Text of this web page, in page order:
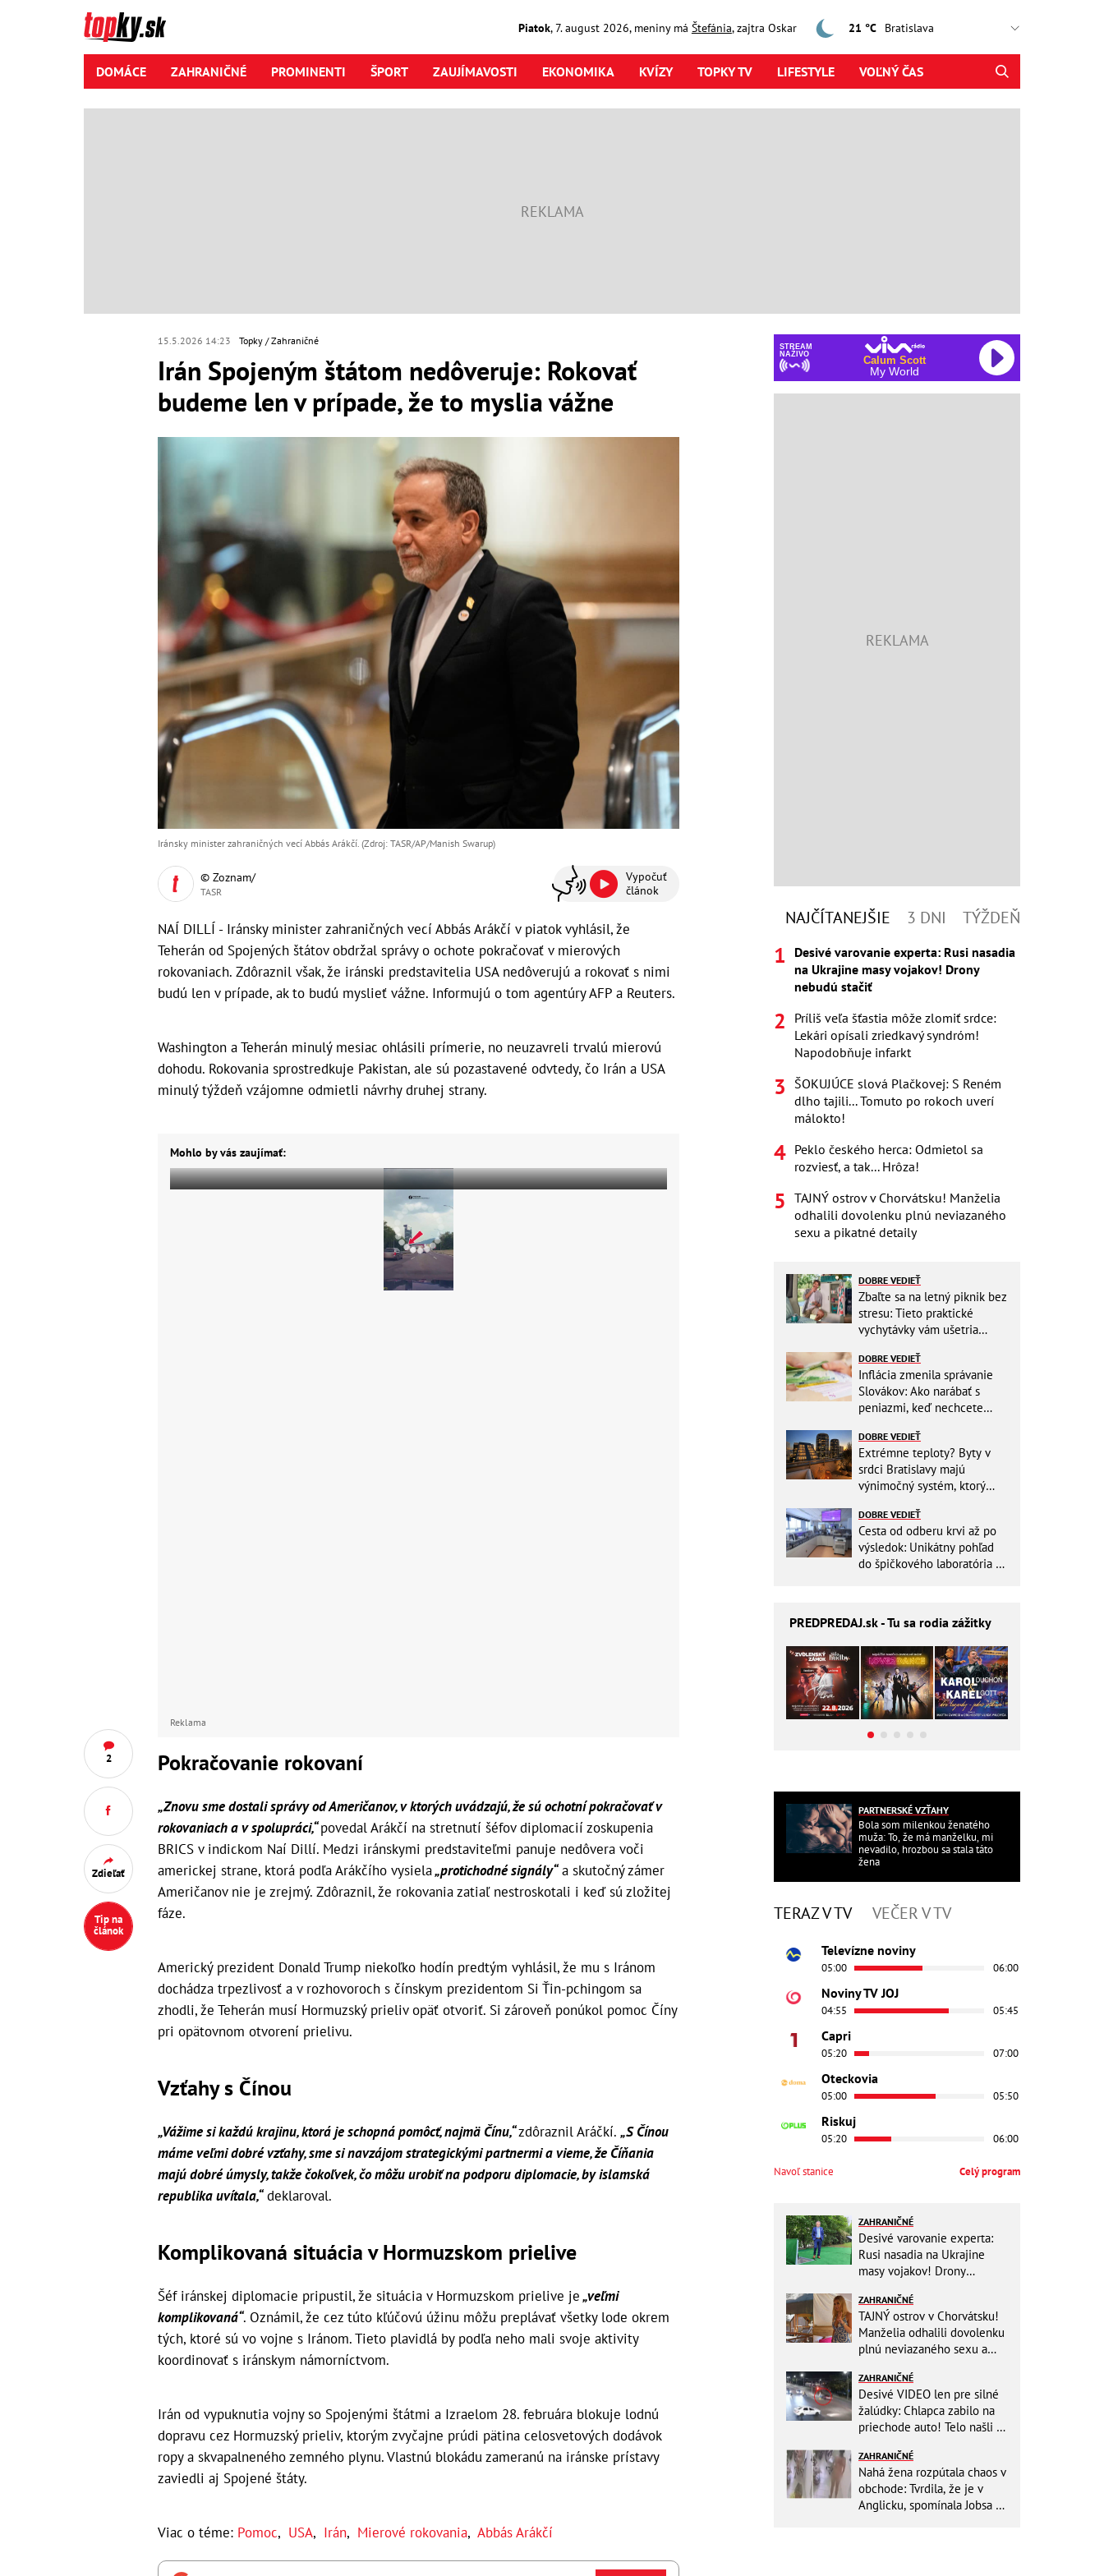
Piatok,7. august2026, meniny má Štefánia, zajtra Oskar 21 °C
DOMÁCE ZAHRANIČNÉ PROMINENTI ŠPORT ZAUJÍMAVOSTI EKONOMIKA KVÍZY TOPKY TV LIFESTYLE VOĽNÝ ČAS
15.5.2026 14:23 Topky Zahraničné
Irán Spojeným štátom nedôveruje: Rokovať
budeme len v prípade, že to myslia vážne
2
Zdieľať
Tip na
článok
Iránsky minister zahraničných vecí Abbás Arákčí. (Zdroj: TASR/AP/Manish Swarup)
© Zoznam/
TASR
Vypočuť
článok
NAÍ DILLÍ - Iránsky minister zahraničných vecí Abbás Arákčí v piatok vyhlásil, že
Teherán od Spojených štátov obdržal správy o ochote pokračovať v mierových
rokovaniach. Zdôraznil však, že iránski predstavitelia USA nedôverujú a rokovať s nimi
budú len v prípade, ak to budú myslieť vážne. Informujú o tom agentúry AFP a Reuters.
Washington a Teherán minulý mesiac ohlásili prímerie, no neuzavreli trvalú mierovú
dohodu. Rokovania sprostredkuje Pakistan, ale sú pozastavené odvtedy, čo Irán a USA
minulý týždeň vzájomne odmietli návrhy druhej strany.
Mohlo by vás zaujímať:
Reklama
Pokračovanie rokovaní
„Znovu sme dostali správy od Američanov, v ktorých uvádzajú, že sú ochotní pokračovať v
rokovaniach a v spolupráci,“povedal Arákčí na stretnutí šéfov diplomacií zoskupenia
BRICS v indickom Naí Dillí. Medzi iránskymi predstaviteľmi panuje nedôvera voči
americkej strane, ktorá podľa Arákčího vysiela„protichodné signály“a skutočný zámer
Američanov nie je zrejmý. Zdôraznil, že rokovania zatiaľ nestroskotali i keď sú zložitej
fáze.
Americký prezident Donald Trump niekoľko hodín predtým vyhlásil, že mu s Iránom
dochádza trpezlivosť a v rozhovoroch s čínskym prezidentom Si Ťin-pchingom sa
zhodli, že Teherán musí Hormuzský prieliv opäť otvoriť. Si zároveň ponúkol pomoc Číny
pri opätovnom otvorení prielivu.
Vzťahy s Čínou
„Vážime si každú krajinu, ktorá je schopná pomôcť, najmä Čínu,“zdôraznil Aráčkí. „S Čínou
máme veľmi dobré vzťahy, sme si navzájom strategickými partnermi a vieme, že Číňania
majú dobré úmysly, takže čokoľvek, čo môžu urobiť na podporu diplomacie, by islamská
republika uvítala,“deklaroval.
Komplikovaná situácia v Hormuzskom prielive
Šéf iránskej diplomacie pripustil, že situácia v Hormuzskom prielive je„veľmi
komplikovaná“. Oznámil, že cez túto kľúčovú úžinu môžu preplávať všetky lode okrem
tých, ktoré sú vo vojne s Iránom. Tieto plavidlá by podľa neho mali svoje aktivity
koordinovať s iránskym námorníctvom.
Irán od vypuknutia vojny so Spojenými štátmi a Izraelom 28. februára blokuje lodnú
dopravu cez Hormuzský prieliv, ktorým zvyčajne prúdi pätina celosvetových dodávok
ropy a skvapalneného zemného plynu. Vlastnú blokádu zameranú na iránske prístavy
zaviedli aj Spojené štáty.
Viac o téme: Pomoc, USA, Irán, Mierové rokovania, Abbás Arákčí
STREAM
NAŽIVO
Calum Scott
My World
NAJČÍTANEJŠIE 3 DNI TÝŽDEŇ
Desivé varovanie experta: Rusi nasadia
na Ukrajine masy vojakov! Drony
nebudú stačiť
Príliš veľa šťastia môže zlomiť srdce:
Lekári opísali zriedkavý syndróm!
Napodobňuje infarkt
ŠOKUJÚCE slová Plačkovej: S Reném
dlho tajili... Tomuto po rokoch uverí
málokto!
Peklo českého herca: Odmietol sa
rozviesť, a tak... Hrôza!
TAJNÝ ostrov v Chorvátsku! Manželia
odhalili dovolenku plnú neviazaného
sexu a pikatné detaily
DOBRE VEDIEŤ
Zbaľte sa na letný piknik bez
stresu: Tieto praktické
vychytávky vám ušetria
DOBRE VEDIEŤ
Inflácia zmenila správanie
Slovákov: Ako narábať s
peniazmi, keď nechcete
DOBRE VEDIEŤ
Extrémne teploty? Byty v
srdci Bratislavy majú
výnimočný systém, ktorý
DOBRE VEDIEŤ
Cesta od odberu krvi až po
výsledok: Unikátny pohľad
do špičkového laboratória na
PREDPREDAJ.sk - Tu sa rodia zážitky
PARTNERSKÉ VZŤAHY
Bola som milenkou ženatého
muža: To, že má manželku, mi
nevadilo, hrozbou sa stala táto
žena
TERAZ V TV VEČER V TV
Televízne noviny
05:00 06:00
Noviny TV JOJ
04:55 05:45
Capri
05:20 07:00
Oteckovia
05:00 05:50
Riskuj
05:20 06:00
Navoľ stanice Celý program
ZAHRANIČNÉ
Desivé varovanie experta:
Rusi nasadia na Ukrajine
masy vojakov! Drony
ZAHRANIČNÉ
TAJNÝ ostrov v Chorvátsku!
Manželia odhalili dovolenku
plnú neviazaného sexu a
ZAHRANIČNÉ
Desivé VIDEO len pre silné
žalúdky: Chlapca zabilo na
priechode auto! Telo našli o
ZAHRANIČNÉ
Nahá žena rozpútala chaos v
obchode: Tvrdila, že je v
Anglicku, spomínala Jobsa aj